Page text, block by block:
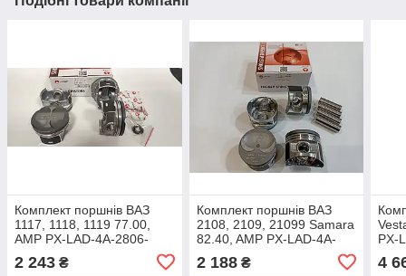
Комплект поршнів ВАЗ
1117, 1118, 1119 77.00,
AMP PX-LAD-4A-2806-
050-B, Ремонт 1 (+0.50),
Група В
2 243 ₴
Комплект поршнів ВАЗ
2108, 2109, 21099 Samara
82.40, AMP PX-LAD-4A-
(+0.40) Група B
2 188₴
PX-
4